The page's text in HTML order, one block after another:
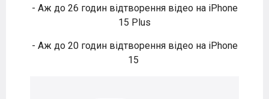
- Аж до 26 годин відтворення відео на iPhone
15 Plus
- Аж до 20 годин відтворення відео на iPhone
15